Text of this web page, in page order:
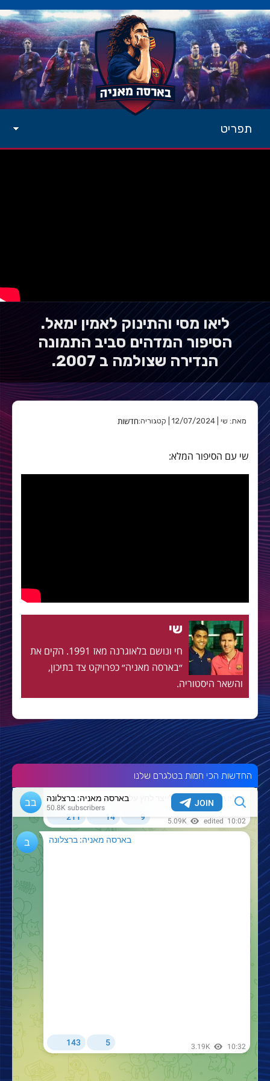
תפריט
ליאו מסי והתינוק לאמין ימאל.
הסיפור המדהים סביב התמונה
הנדירה שצולמה ב 2007.
מאת: שי | 12/07/2024 | קטגוריה: חדשות
שי עם הסיפור המלא:
שי
חי ונושם בלאוגרנה מאז 1991. הקים את
״בארסה מאניה״ כפרויקט צד בתיכון,
והשאר היסטוריה.
החדשות הכי חמות בטלגרם שלנו